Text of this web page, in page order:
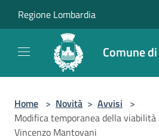
Regione Lombardia
Comune
Home > Novità > Avvisi >
Modifica temporanea della
Vincenzo Mantovani